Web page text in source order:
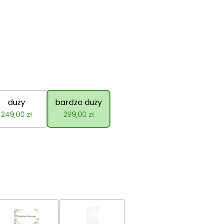
249,00 zł
duży
299,00 zł
bardzo duży